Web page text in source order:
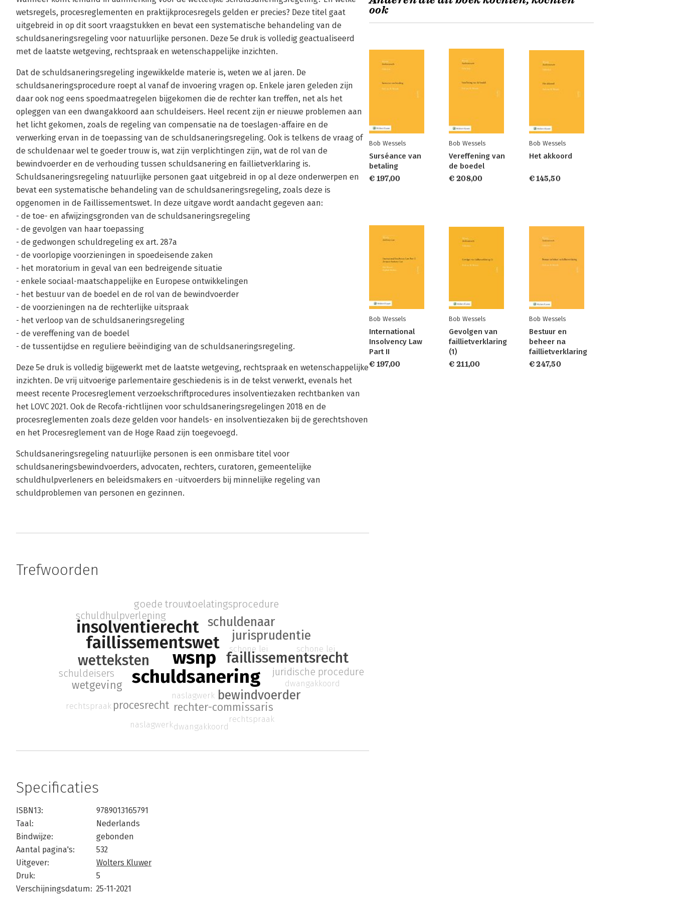
wetsregels, procesreglementen en praktijkprocesregels gelden er precies? Deze titel gaat
uitgebreid in op dit soort vraagstukken en bevat een systematische behandeling van de
schuldsaneringsregeling voor natuurlijke personen. Deze 5e druk is volledig geactualiseerd
met de laatste wetgeving, rechtspraak en wetenschappelijke inzichten.
Dat de schuldsaneringsregeling ingewikkelde materie is, weten we al jaren. De
schuldsaneringsprocedure roept al vanaf de invoering vragen op. Enkele jaren geleden zijn
daar ook nog eens spoedmaatregelen bijgekomen die de rechter kan treffen, net als het
opleggen van een dwangakkoord aan schuldeisers. Heel recent zijn er nieuwe problemen aan
het licht gekomen, zoals de regeling van compensatie na de toeslagen-affaire en de
verwerking ervan in de toepassing van de schuldsaneringsregeling. Ook is telkens de vraag of
de schuldenaar wel te goeder trouw is, wat zijn verplichtingen zijn, wat de rol van de
bewindvoerder en de verhouding tussen schuldsanering en faillietverklaring is.
Schuldsaneringsregeling natuurlijke personen gaat uitgebreid in op al deze onderwerpen en
bevat een systematische behandeling van de schuldsaneringsregeling, zoals deze is
opgenomen in de Faillissementswet. In deze uitgave wordt aandacht gegeven aan:
- de toe- en afwijzingsgronden van de schuldsaneringsregeling
- de gevolgen van haar toepassing
- de gedwongen schuldregeling ex art. 287a
- de voorlopige voorzieningen in spoedeisende zaken
- het moratorium in geval van een bedreigende situatie
- enkele sociaal-maatschappelijke en Europese ontwikkelingen
- het bestuur van de boedel en de rol van de bewindvoerder
- de voorzieningen na de rechterlijke uitspraak
- het verloop van de schuldsaneringsregeling
- de vereffening van de boedel
- de tussentijdse en reguliere beëindiging van de schuldsaneringsregeling.
Deze 5e druk is volledig bijgewerkt met de laatste wetgeving, rechtspraak en wetenschappelijke
inzichten. De vrij uitvoerige parlementaire geschiedenis is in de tekst verwerkt, evenals het
meest recente Procesreglement verzoekschriftprocedures insolventiezaken rechtbanken van
het LOVC 2021. Ook de Recofa-richtlijnen voor schuldsaneringsregelingen 2018 en de
procesreglementen zoals deze gelden voor handels- en insolventiezaken bij de gerechtshoven
en het Procesreglement van de Hoge Raad zijn toegevoegd.
Schuldsaneringsregeling natuurlijke personen is een onmisbare titel voor
schuldsaneringsbewindvoerders, advocaten, rechters, curatoren, gemeentelijke
schuldhulpverleners en beleidsmakers en -uitvoerders bij minnelijke regeling van
schuldproblemen van personen en gezinnen.
Trefwoorden
wsnp
schuldsanering
faillissementswet
insolventierecht
faillissementsrecht
wetteksten
schuldenaar
jurisprudentie
bewindvoerder
rechter-commissaris
procesrecht
wetgeving
schuldeisers
schuldhulpverlening
goede trouwtoelatingsprocedure
juridische procedure
dwangakkoord
schone lei
naslagwerk
rechtspraak
dwangakkoord
schone lei
naslagwerk
rechtspraak
Specificaties
ISBN13:
9789013165791
Taal:
Nederlands
Bindwijze:
gebonden
Aantal pagina's:
532
Uitgever:
Wolters Kluwer
Druk:
5
Verschijningsdatum: 25-11-2021
ook
Bob Wessels
Surséance van
betaling
€ 197,00
Bob Wessels
Vereffening van
de boedel
€ 208,00
Bob Wessels
Het akkoord
€ 145,50
Bob Wessels
International
Insolvency Law
Part II
€ 197,00
Bob Wessels
Gevolgen van
faillietverklaring
(1)
€ 211,00
Bob Wessels
Bestuur en
beheer na
faillietverklaring
€ 247,50